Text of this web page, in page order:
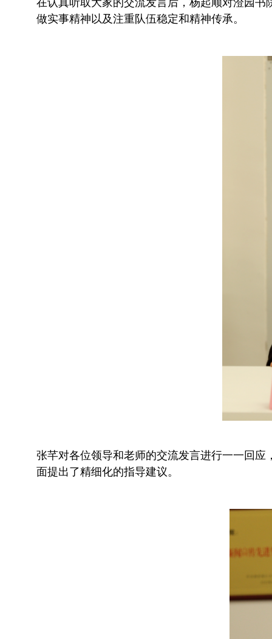
在认真听取大家的交流发言后，杨起顺对澄园书
做实事精神以及注重队伍稳定和精神传承。
张芊对各位领导和老师的交流发言进行一一回应
面提出了精细化的指导建议。